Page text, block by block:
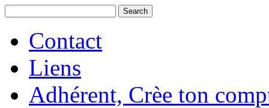
Contact
Liens
Adhérent, Crèe ton